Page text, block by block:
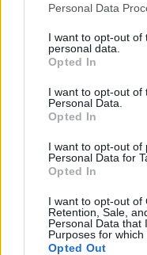
Personal Data
I want to opt-out of
personal data.
Opted In
I want to opt-out of
Personal Data.
Opted In
I want to opt-out of
Personal Data for
Opted In
I want to opt-out of
Retention, Sale,
Personal Data that
Purposes for which
Opted Out
και την